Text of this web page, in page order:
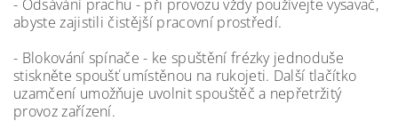
- Odsávání prachu - při provozu vždy používejte vysavač,
abyste zajistili čistější pracovní prostředí.
- Blokování spínače - ke spuštění frézky jednoduše
stiskněte spoušť umístěnou na rukojeti. Další tlačítko
uzamčení umožňuje uvolnit spouštěč a nepřetržitý
provoz zařízení.